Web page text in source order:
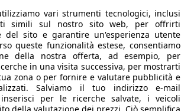
vari strumenti tecnologici, inclusi
simili sul nostro sito web, per offrirti
del sito e garantire un'esperienza utente
queste funzionalità estese, consentiamo
della nostra offerta, ad esempio, per
in una visita successiva, per mostrarti
zona o per fornire e valutare pubblicità e
Salviamo il tuo indirizzo e-mail
per le ricerche salvate, i veicoli